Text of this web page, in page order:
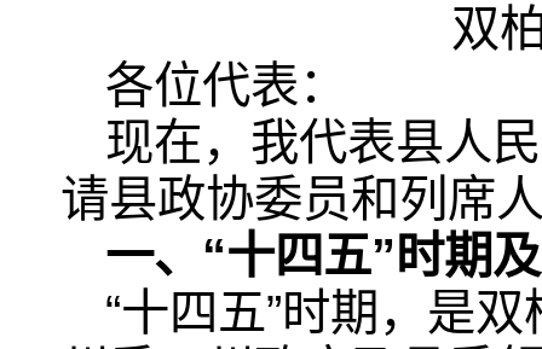
双
各位代表：
现在，我代表县人
请县政协委员和列席
一、“十四五”时期
“十四五”时期，是